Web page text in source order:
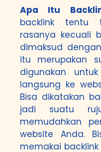
Apa Itu
backlink tentu
rasanya kecuali
dimaksud
itu merupakan
digunakan
langsung ke
Bisa dikatakan
jadi suatu
memudahkan
website Anda.
memakai